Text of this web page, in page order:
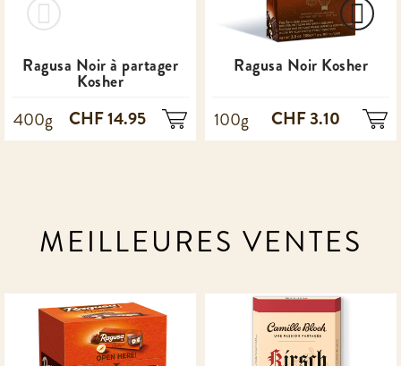
Ragusa Noir à partager
Kosher
400g CHF 14.95
Ragusa Noir Kosher
100g CHF 3.10
MEILLEURES VENTES